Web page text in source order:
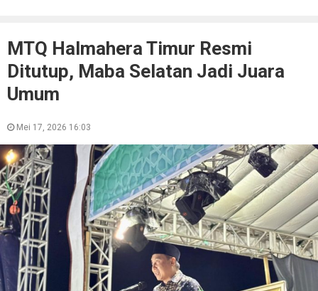
MTQ Halmahera Timur Resmi
Ditutup, Maba Selatan Jadi Juara
Umum
Mei 17, 2026 16:03